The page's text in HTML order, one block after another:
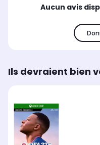
Aucun avis
Ils devraient bien